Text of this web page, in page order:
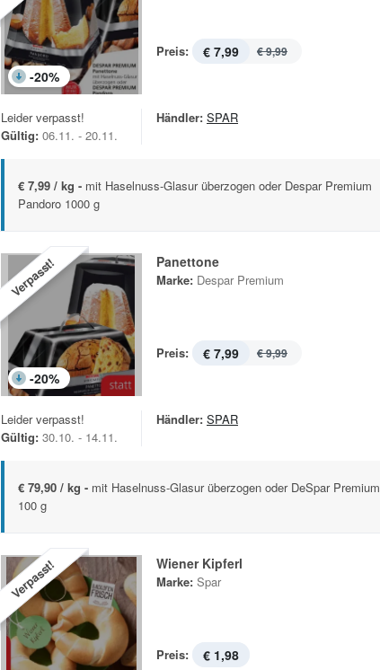
-20%
Preis: € 7,99 € 9,99
Leider verpasst!
Gültig: 06.11. - 20.11.
Händler: SPAR
€ 7,99 / kg - mit Haselnuss-Glasur überzogen oder Despar Premium
Pandoro 1000 g
Verpasst!
-20%
Panettone
Marke: Despar Premium
Preis: € 7,99 € 9,99
Leider verpasst!
Gültig: 30.10. - 14.11.
Händler: SPAR
€ 79,90 / kg - mit Haselnuss-Glasur überzogen oder DeSpar Premium
100 g
Verpasst! Wiener Kipferl
Marke: Spar
Preis: € 1,98